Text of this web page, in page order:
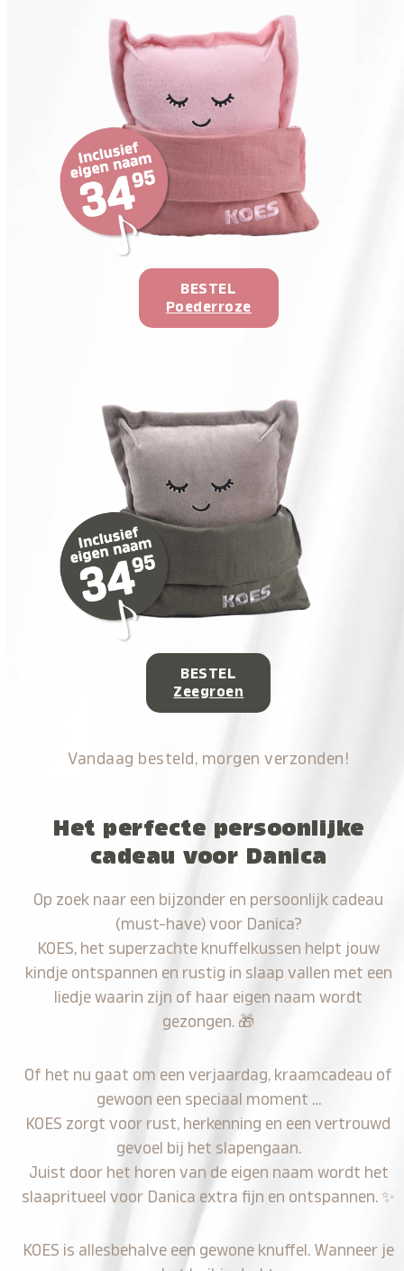
BESTEL
Poederroze
BESTEL
Zeegroen
Vandaag besteld, morgen verzonden!
Het perfecte persoonlijke
cadeau voor Danica
Op zoek naar een bijzonder en persoonlijk cadeau
(must-have) voor Danica?
KOES, het superzachte knuffelkussen helpt jouw
kindje ontspannen en rustig in slaap vallen met een
liedje waarin zijn of haar eigen naam wordt
gezongen. 🎁
Of het nu gaat om een verjaardag, kraamcadeau of
gewoon een speciaal moment …
KOES zorgt voor rust, herkenning en een vertrouwd
gevoel bij het slapengaan.
Juist door het horen van de eigen naam wordt het
slaapritueel voor Danica extra fijn en ontspannen. ✨
KOES is allesbehalve een gewone knuffel. Wanneer je